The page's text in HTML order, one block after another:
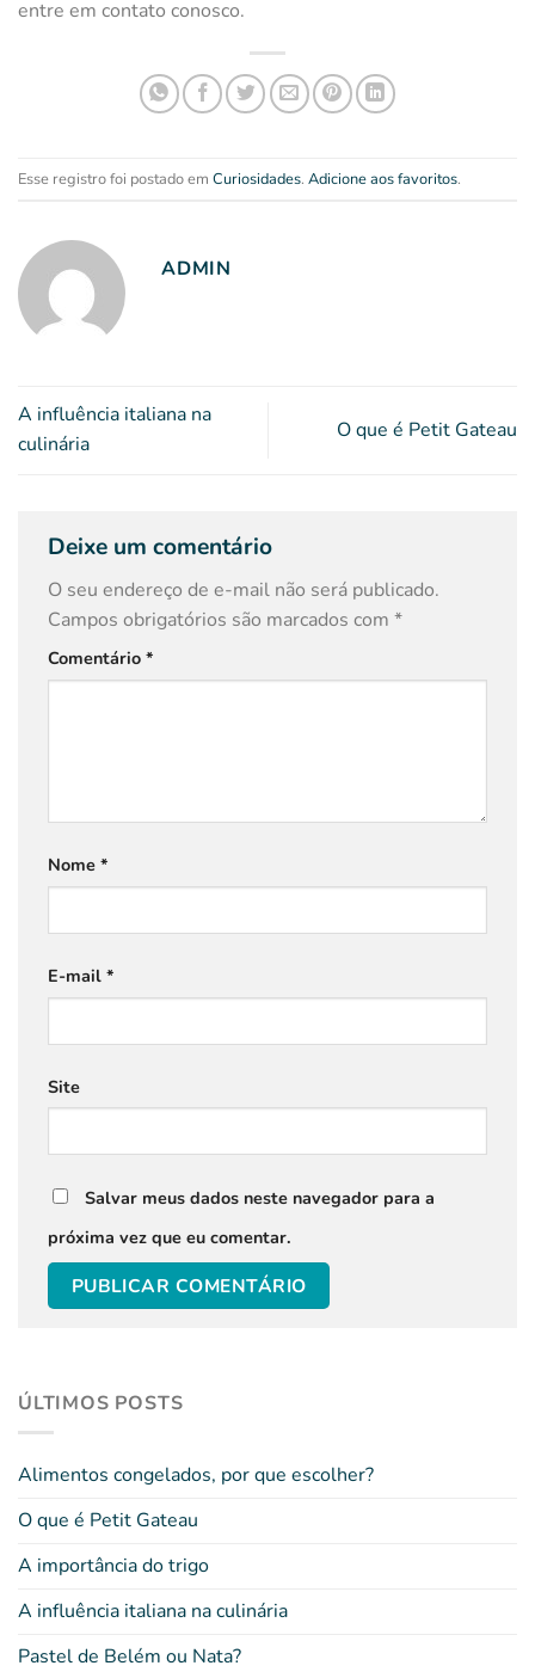
entre em contato conosco.
Esse registro foi postado em Curiosidades. Adicione aos favoritos.
ADMIN
A influência italiana na
culinária
O que é Petit Gateau
Deixe um comentário
O seu endereço de e-mail não será publicado.
Campos obrigatórios são marcados com *
Comentário *
Nome *
E-mail *
Site
Salvar meus dados neste navegador para a
próxima vez que eu comentar.
ÚLTIMOS POSTS
Alimentos congelados, por que escolher?
O que é Petit Gateau
A importância do trigo
A influência italiana na culinária
Pastel de Belém ou Nata?